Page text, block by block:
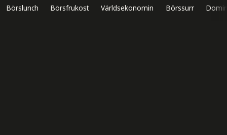
Börslunch Börsfrukost Världsekonomin Börssurr